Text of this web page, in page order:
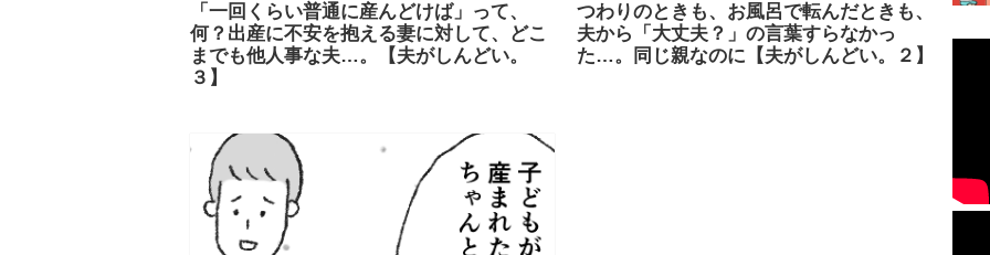
「一回くらい普通に産んどけば」って、
何？出産に不安を抱える妻に対して、どこ
までも他人事な夫…。【夫がしんどい。
３】
つわりのときも、お風呂で転んだときも、
夫から「大丈夫？」の言葉すらなかっ
た…。同じ親なのに【夫がしんどい。２】